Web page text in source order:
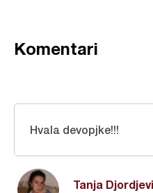
Komentari
Tanja
Hvala devopjke!!!